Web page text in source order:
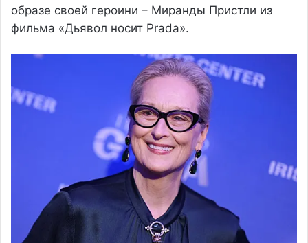
образе своей героини – Миранды Пристли из
фильма «Дьявол носит Prada».